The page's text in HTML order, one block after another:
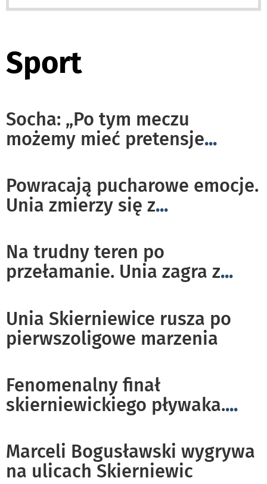
Sport
Socha: „Po tym meczu
możemy mieć pretensje...
Powracają pucharowe emocje.
Unia zmierzy się z...
Na trudny teren po
przełamanie. Unia zagra z...
Unia Skierniewice rusza po
pierwszoligowe marzenia
Fenomenalny finał
skierniewickiego pływaka....
Marceli Bogusławski wygrywa
na ulicach Skierniewic